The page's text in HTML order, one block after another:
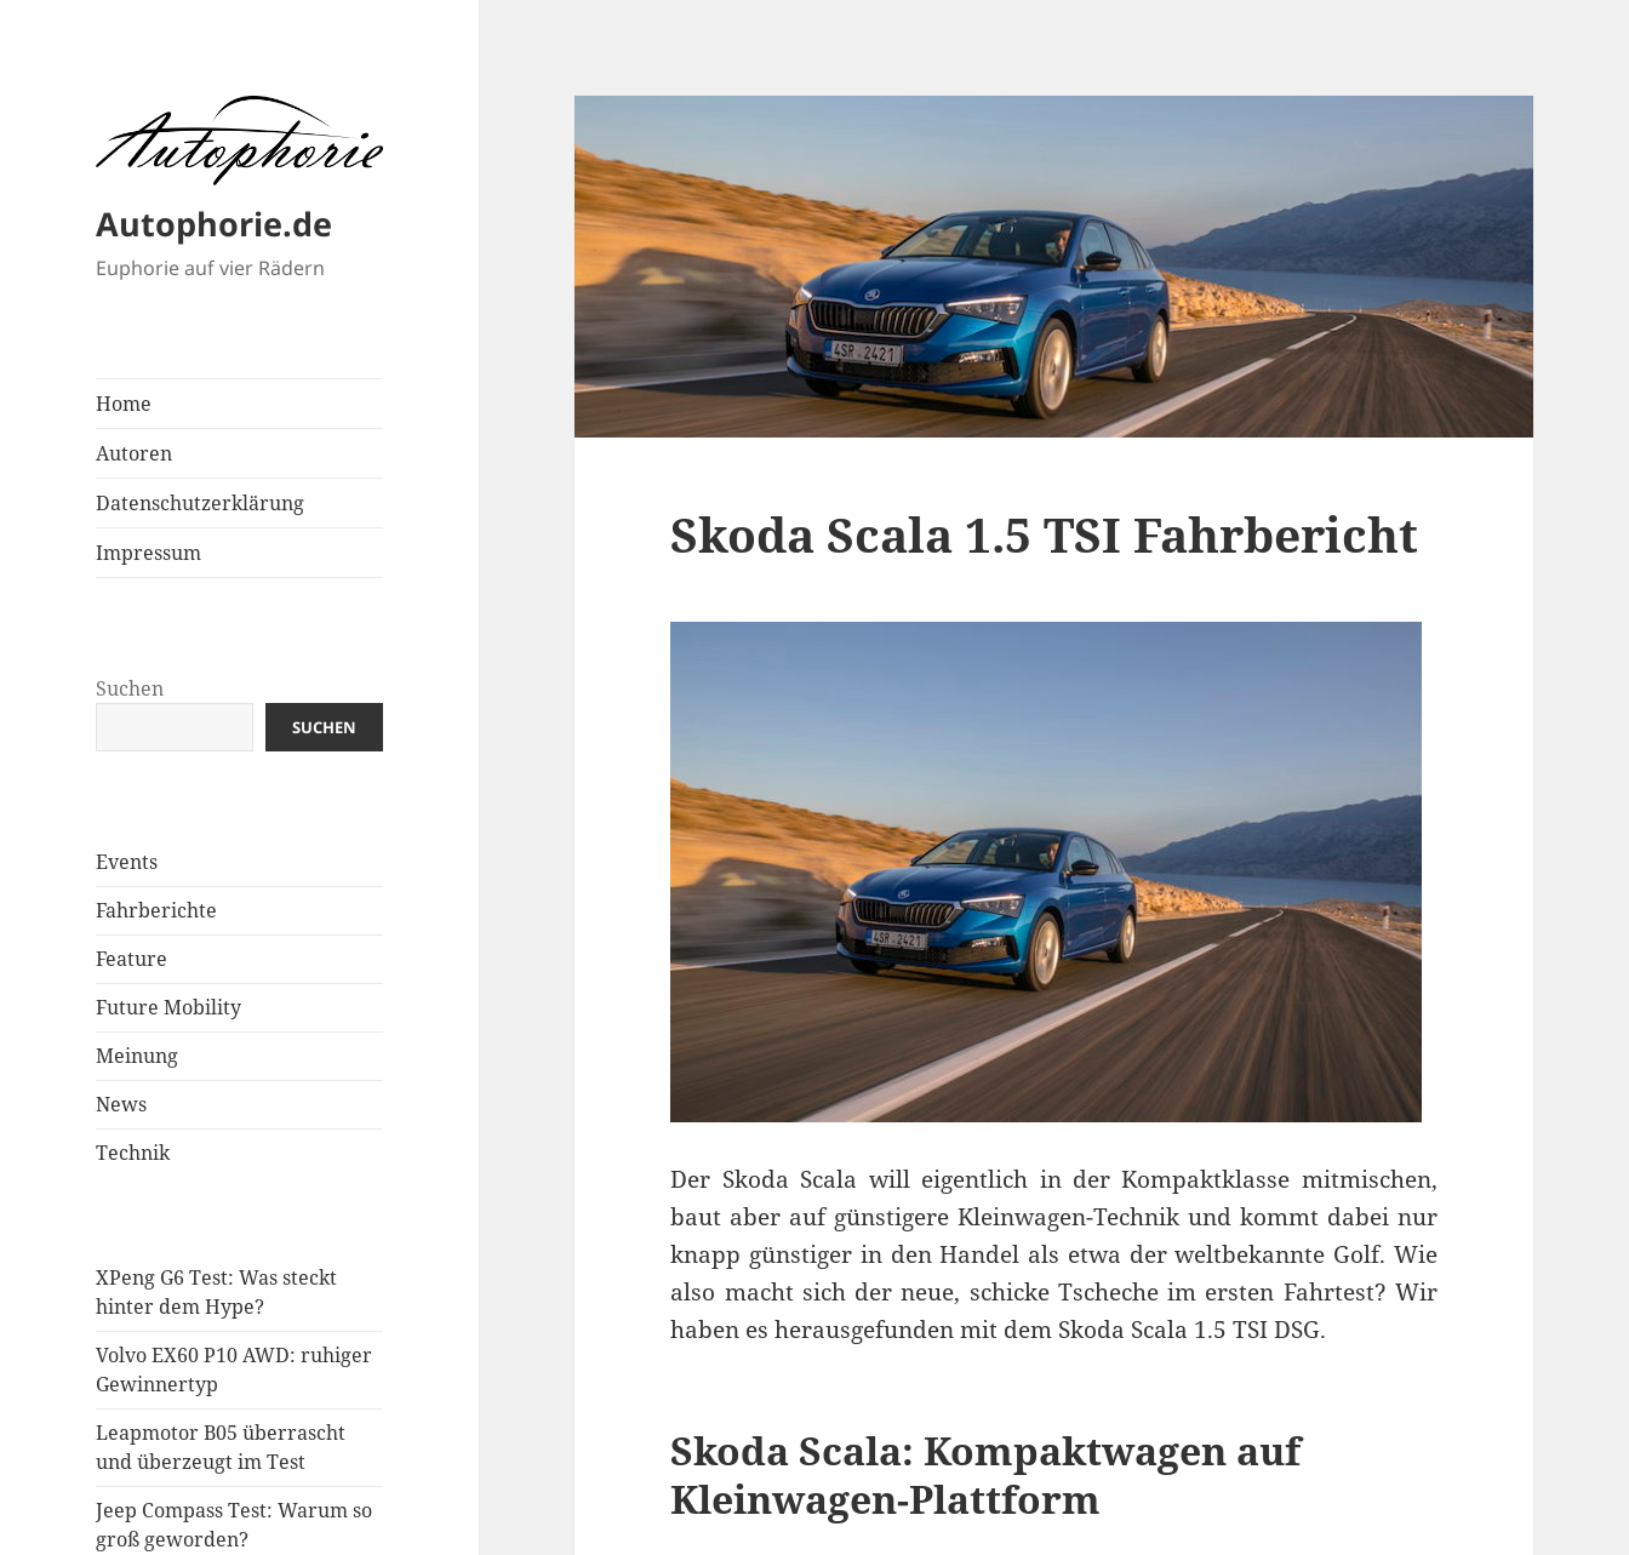
Autophorie.de
Euphorie auf vier Rädern
Home
Autoren
Datenschutzerklärung
Impressum
Suchen
SUCHEN
Events
Fahrberichte
Feature
Future Mobility
Meinung
News
Technik
XPeng G6 Test: Was steckt
hinter dem Hype?
Volvo EX60 P10 AWD: ruhiger
Gewinnertyp
Leapmotor B05 überrascht
und überzeugt im Test
Jeep Compass Test: Warum so
groß geworden?
Skoda Scala 1.5 TSI Fahrbericht
Der Skoda Scala will eigentlich in der Kompaktklasse mitmischen,
baut aber auf günstigere Kleinwagen-Technik und kommt dabei nur
knapp günstiger in den Handel als etwa der weltbekannte Golf. Wie
also macht sich der neue, schicke Tscheche im ersten Fahrtest? Wir
haben es herausgefunden mit dem Skoda Scala 1.5 TSI DSG.
Skoda Scala: Kompaktwagen auf
Kleinwagen-Plattform